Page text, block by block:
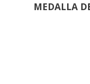
MEDALLA